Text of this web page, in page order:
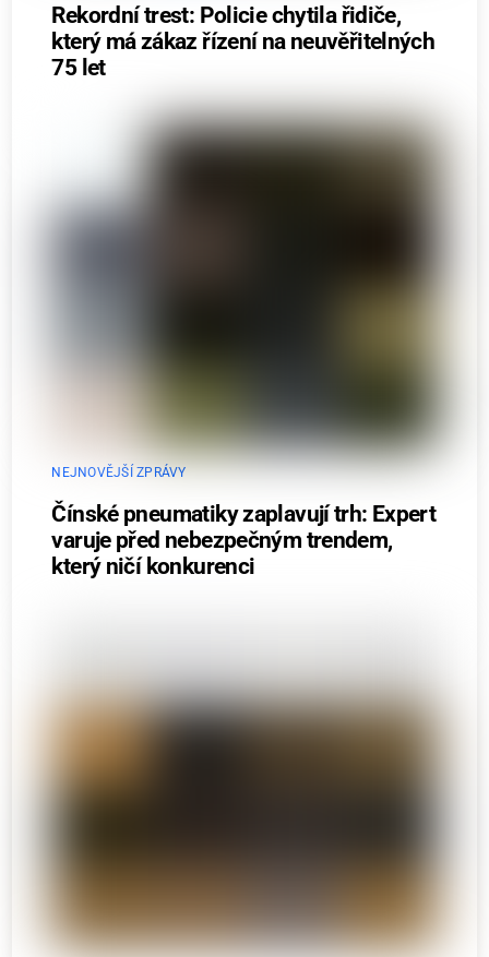
Rekordní trest: Policie chytila řidiče,
který má zákaz řízení na neuvěřitelných
75 let
NEJNOVĚJŠÍ ZPRÁVY
Čínské pneumatiky zaplavují trh: Expert
varuje před nebezpečným trendem,
který ničí konkurenci